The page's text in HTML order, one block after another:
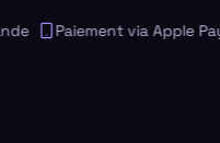
Paiement via Apple Pay